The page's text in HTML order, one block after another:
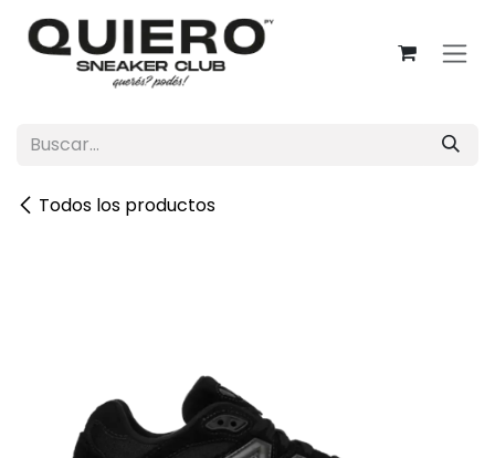
Ir al contenido
Todos los productos